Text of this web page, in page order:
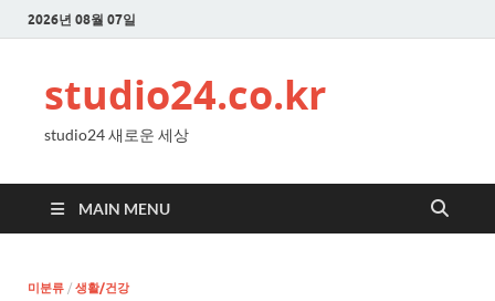
2026년 08월 07일
studio24.co.kr
studio24 새로운 세상
MAIN MENU
미분류 / 생활/건강